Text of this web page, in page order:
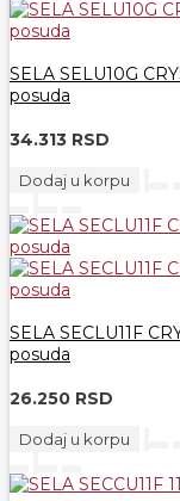
SELA SELU10G
posuda
34.313 RSD
Dodaj u korpu
SELA SECLU11F
posuda
26.250 RSD
Dodaj u korpu